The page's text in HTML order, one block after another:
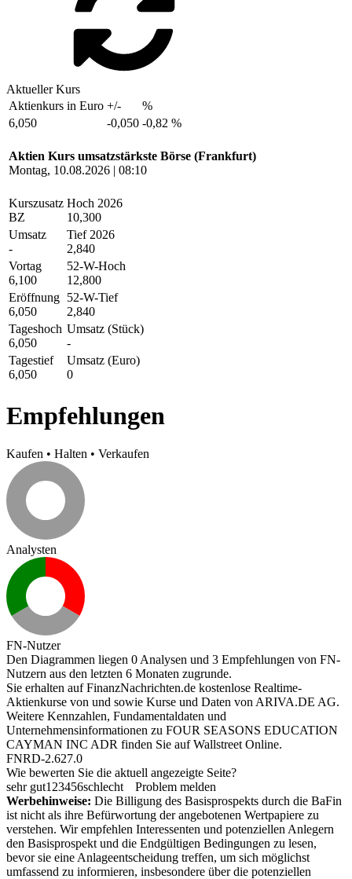
Aktueller Kurs
Aktienkurs in Euro +/-
%
6,050
-0,050 -0,82 %
Aktien Kurs umsatzstärkste Börse (Frankfurt)
Montag, 10.08.2026 | 08:10
Kurszusatz
BZ
Hoch 2026
10,300
Umsatz
-
Tief 2026
2,840
Vortag
6,100
52-W-Hoch
12,800
Eröffnung
6,050
52-W-Tief
2,840
Tageshoch
6,050
Umsatz (Stück)
-
Tagestief
6,050
Umsatz (Euro)
0
Empfehlungen
Kaufen • Halten • Verkaufen
Analysten
FN-Nutzer
Den Diagrammen liegen 0 Analysen und 3 Empfehlungen von FN-
Nutzern aus den letzten 6 Monaten zugrunde.
Sie erhalten auf FinanzNachrichten.de kostenlose Realtime-
Aktienkurse von und sowie Kurse und Daten von ARIVA.DE AG.
Weitere Kennzahlen, Fundamentaldaten und
Unternehmensinformationen zu FOUR SEASONS EDUCATION
CAYMAN INC ADR finden Sie aufWallstreet Online.
FNRD-2.627.0
Wie bewerten Sie die aktuell angezeigte Seite?
sehr gut1 23456schlecht
Problem melden
Werbehinweise: Die Billigung des Basisprospekts durch die BaFin
ist nicht als ihre Befürwortung der angebotenen Wertpapiere zu
verstehen. Wir empfehlen Interessenten und potenziellen Anlegern
den Basisprospekt und die Endgültigen Bedingungen zu lesen,
bevor sie eine Anlageentscheidung treffen, um sich möglichst
umfassend zu informieren, insbesondere über die potenziellen